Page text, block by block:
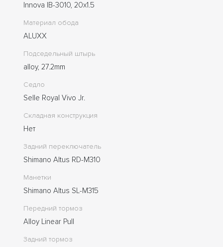
Innova IB-3010, 20x1.5
Материал обода
ALUXX
Подседельный штырь
alloy, 27.2mm
Седло
Selle Royal Vivo Jr.
Складная конструкция
Нет
Задний переключатель
Shimano Altus RD-M310
Манетки
Shimano Altus SL-M315
Передний тормоз
Alloy Linear Pull
Задний тормоз